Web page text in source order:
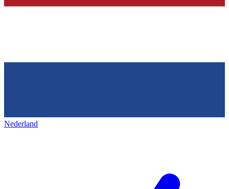
Nederland